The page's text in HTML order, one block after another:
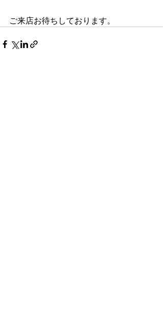
ご来店お待ちしております。